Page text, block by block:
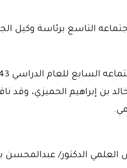
التاسع برئاسة وكيل
خالد بن إبراهيم الحميزي،
الدكتور/ عبدالمحسن